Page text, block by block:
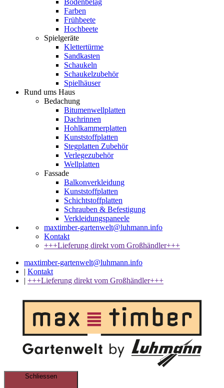
Bodenbelag
Farben
Frühbeete
Hochbeete
Spielgeräte
Klettertürme
Sandkasten
Schaukeln
Schaukelzubehör
Spielhäuser
Rund ums Haus
Bedachung
Bitumenwellplatten
Dachrinnen
Hohlkammerplatten
Kunststoffplatten
Stegplatten Zubehör
Verlegezubehör
Wellplatten
Fassade
Balkonverkleidung
Kunststoffplatten
Schichtstoffplatten
Schrauben & Befestigung
Verkleidungspaneele
maxtimber-gartenwelt@luhmann.info
Kontakt
+++Lieferung direkt vom Großhändler+++
maxtimber-gartenwelt@luhmann.info
| Kontakt
| +++Lieferung direkt vom Großhändler+++
Schliessen